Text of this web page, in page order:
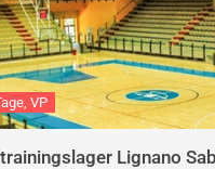
VP
Lignano